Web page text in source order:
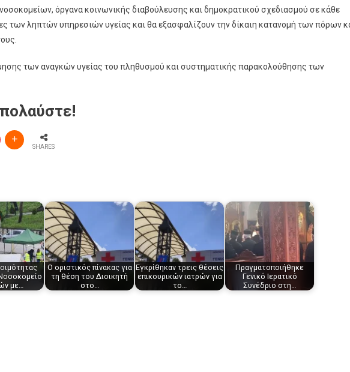
όργανα κοινωνικής διαβούλευσης και δημοκρατικού σχεδιασμού σε κάθε
των ληπτών υπηρεσιών υγείας και θα εξασφαλίζουν την δίκαιη κατανομή των πόρων
των αναγκών υγείας του πληθυσμού και συστηματικής παρακολούθησης των
SHARES
με…
Ο οριστικός πίνακας για
τη θέση του Διοικητή
στο…
Εγκρίθηκαν τρεις θέσεις
επικουρικών ιατρών για
το…
Πραγματοποιήθηκε
Γενικό Ιερατικό
Συνέδριο στη…